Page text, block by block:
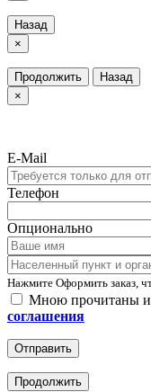
Назад
×
Продолжить
Назад
×
E-Mail
Телефон
Опционально
Нажмите Оформить заказ,
Мною прочитаны и
соглашения
Отправить
Продолжить